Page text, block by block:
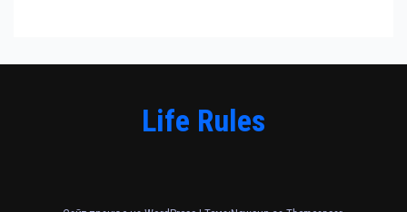
Life Rules